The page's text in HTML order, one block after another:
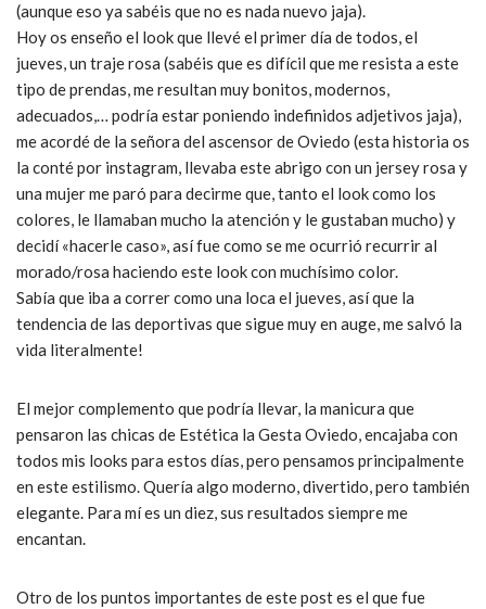
(aunque eso ya sabéis que no es nada nuevo jaja).
Hoy os enseño el look que llevé el primer día de todos, el
jueves, un traje rosa (sabéis que es difícil que me resista a este
tipo de prendas, me resultan muy bonitos, modernos,
adecuados,… podría estar poniendo indefinidos adjetivos jaja),
me acordé de la señora del ascensor de Oviedo (esta historia os
la conté por instagram, llevaba este abrigo con un jersey rosa y
una mujer me paró para decirme que, tanto el look como los
colores, le llamaban mucho la atención y le gustaban mucho) y
decidí «hacerle caso», así fue como se me ocurrió recurrir al
morado/rosa haciendo este look con muchísimo color.
Sabía que iba a correr como una loca el jueves, así que la
tendencia de las deportivas que sigue muy en auge, me salvó la
vida literalmente!
El mejor complemento que podría llevar, la manicura que
pensaron las chicas de Estética la Gesta Oviedo, encajaba con
todos mis looks para estos días, pero pensamos principalmente
en este estilismo. Quería algo moderno, divertido, pero también
elegante. Para mí es un diez, sus resultados siempre me
encantan.
Otro de los puntos importantes de este post es el que fue